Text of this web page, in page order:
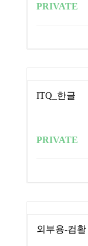
PRIVATE
ITQ_한글
PRIVATE
외부용-컴활